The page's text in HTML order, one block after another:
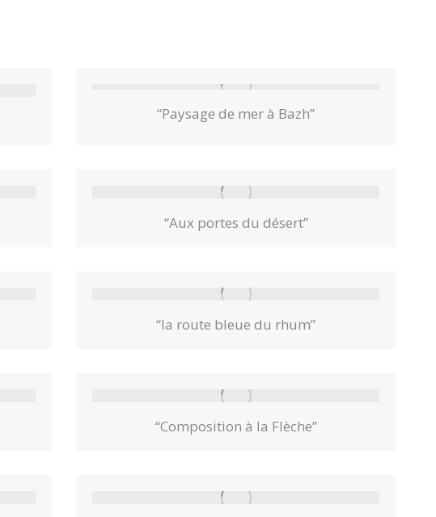
“Paysage de mer à Bazh”
“Aux portes du désert”
“la route bleue du rhum”
“Composition à la Flèche”